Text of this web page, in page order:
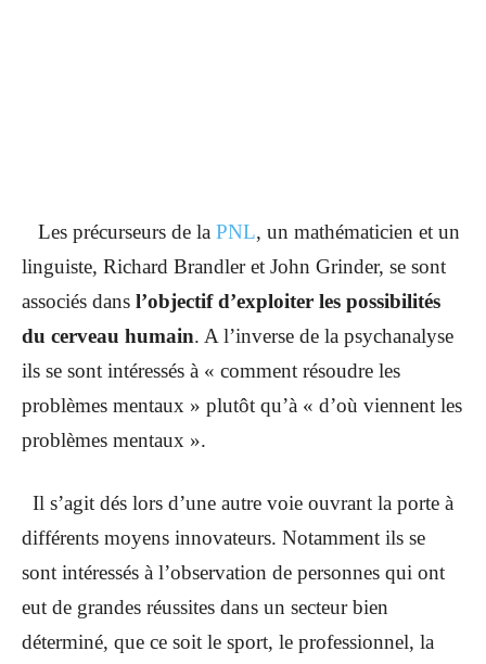
Les précurseurs de la PNL, un mathématicien et un
linguiste, Richard Brandler et John Grinder, se sont
associés dans l’objectif d’exploiter les possibilités
du cerveau humain. A l’inverse de la psychanalyse
ils se sont intéressés à « comment résoudre les
problèmes mentaux » plutôt qu’à « d’où viennent les
problèmes mentaux ».
Il s’agit dés lors d’une autre voie ouvrant la porte à
différents moyens innovateurs. Notamment ils se
sont intéressés à l’observation de personnes qui ont
eut de grandes réussites dans un secteur bien
déterminé, que ce soit le sport, le professionnel, la